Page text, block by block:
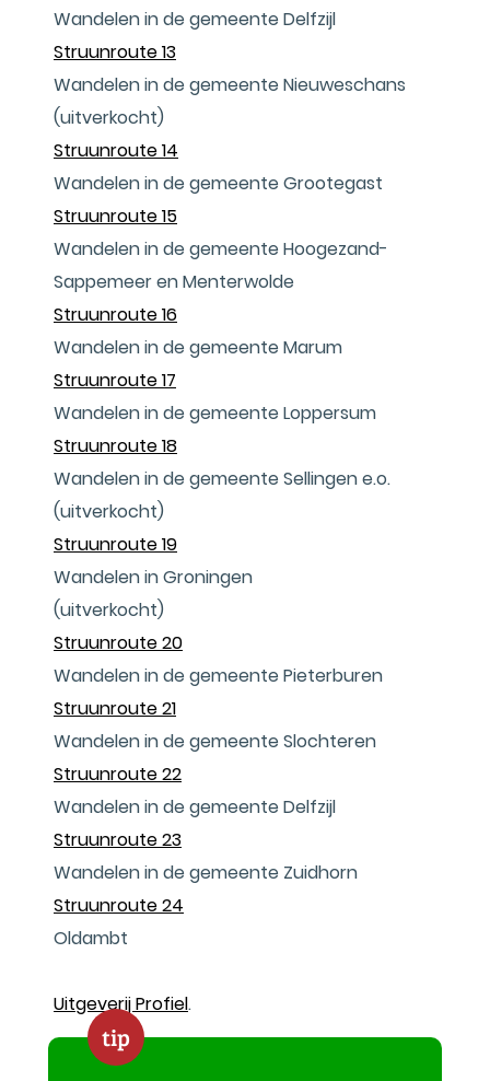
Wandelen in de gemeente Delfzijl
Struunroute 13
Wandelen in de gemeente Nieuweschans
(uitverkocht)
Struunroute 14
Wandelen in de gemeente Grootegast
Struunroute 15
Wandelen in de gemeente Hoogezand-
Sappemeer en Menterwolde
Struunroute 16
Wandelen in de gemeente Marum
Struunroute 17
Wandelen in de gemeente Loppersum
Struunroute 18
Wandelen in de gemeente Sellingen e.o.
(uitverkocht)
Struunroute 19
Wandelen in Groningen
(uitverkocht)
Struunroute 20
Wandelen in de gemeente Pieterburen
Struunroute 21
Wandelen in de gemeente Slochteren
Struunroute 22
Wandelen in de gemeente Delfzijl
Struunroute 23
Wandelen in de gemeente Zuidhorn
Struunroute 24
Oldambt
Uitgeverij Profiel.
tip